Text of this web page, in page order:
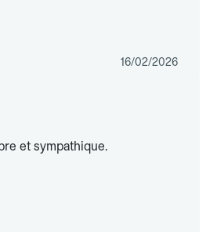
16/02/2026
et sympathique.